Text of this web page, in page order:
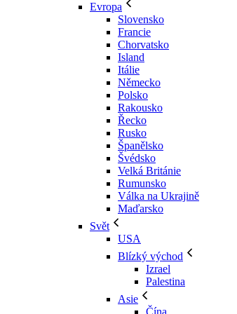
Evropa
Slovensko
Francie
Chorvatsko
Island
Itálie
Německo
Polsko
Rakousko
Řecko
Rusko
Španělsko
Švédsko
Velká Británie
Rumunsko
Válka na Ukrajině
Maďarsko
Svět
USA
Blízký východ
Izrael
Palestina
Asie
Čína